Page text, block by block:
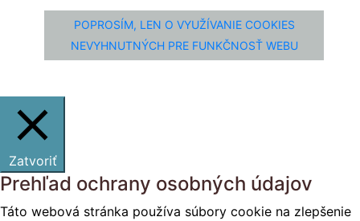
POPROSÍM, LEN O VYUŽÍVANIE COOKIES
NEVYHNUTNÝCH PRE FUNKČNOSŤ WEBU
Zatvoriť
Prehľad ochrany osobných údajov
Táto webová stránka používa súbory cookie na zlepšenie